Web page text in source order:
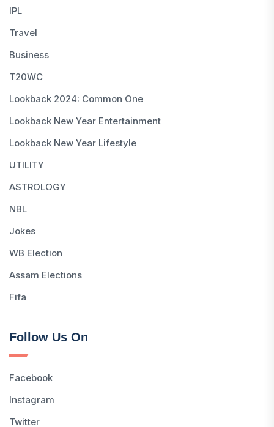
IPL
Travel
Business
T20WC
Lookback 2024: Common One
Lookback New Year Entertainment
Lookback New Year Lifestyle
UTILITY
ASTROLOGY
NBL
Jokes
WB Election
Assam Elections
Fifa
Follow Us On
Facebook
Instagram
Twitter